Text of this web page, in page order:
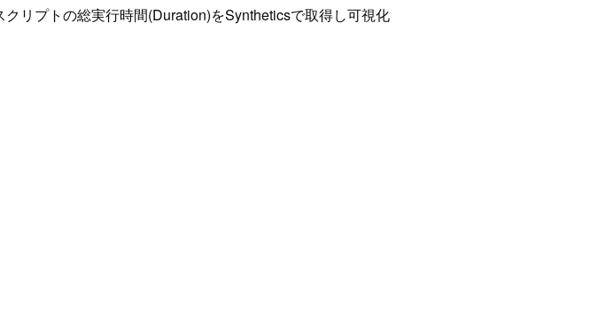
リプトの総実行時間(Duration)をSyntheticsで取得し可視化